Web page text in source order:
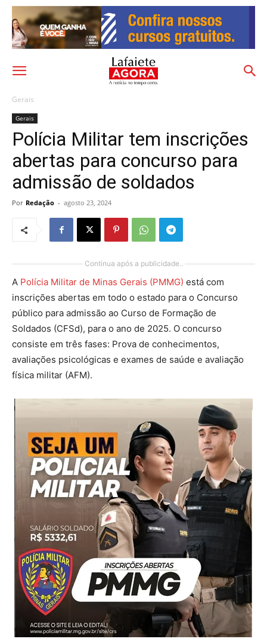
Gerais
Gerais
Polícia Militar tem inscrições
abertas para concurso para
admissão de soldados
Por Redação - agosto 23, 2024
Continua após a publicidade..
A Polícia Militar de Minas Gerais (PMMG) está com
inscrições abertas em todo o estado para o Concurso
público para admissão ao Curso de Formação de
Soldados (CFSd), para o ano de 2025. O concurso
consiste em três fases: Prova de conhecimentos,
avaliações psicológicas e exames de saúde e avaliação
física militar (AFM).